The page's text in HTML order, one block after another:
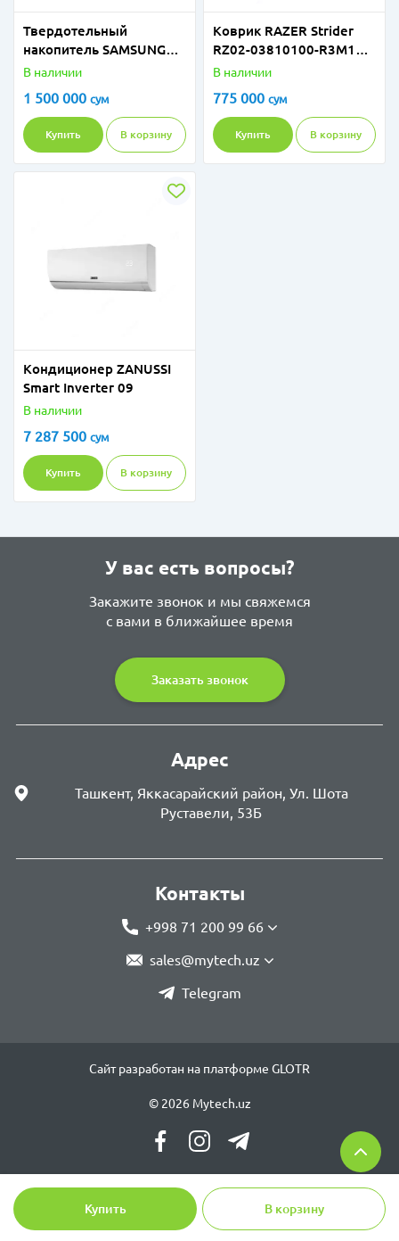
Купить В корзину
Твердотельный
накопитель SAMSUNG
980 MZ-V8V1T0BW 1Tb
В наличии
1 500 000 сум
Купить В корзину
Коврик RAZER Strider
RZ02-03810100-R3M1
XXL
В наличии
775 000 сум
Купить В корзину
Кондиционер ZANUSSI
Smart Inverter 09
В наличии
7 287 500 сум
Купить В корзину
У вас есть вопросы?
Закажите звонок и мы свяжемся
с вами в ближайшее время
Заказать звонок
Адрес
Ташкент, Яккасарайский район, Ул. Шота
Руставели, 53Б
Контакты
+998 71 200 99 66
sales@mytech.uz
Telegram
Сайт разработан на платформе GLOTR
© 2026 Mytech.uz